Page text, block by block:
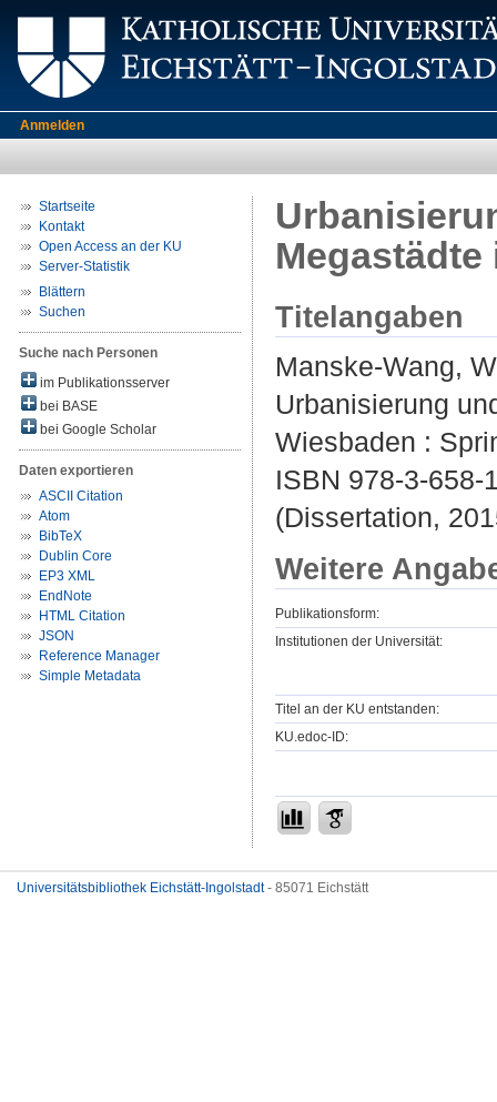
Anmelden
Startseite
Kontakt
Open Access an der KU
Server-Statistik
Blättern
Suchen
Suche nach Personen
im Publikationsserver
bei BASE
bei Google Scholar
Daten exportieren
ASCII Citation
Atom
BibTeX
Dublin Core
EP3 XML
EndNote
HTML Citation
JSON
Reference Manager
Simple Metadata
Megastädte
Titelangaben
Manske-Wang,
Urbanisierung
Wiesbaden :
ISBN 978-3-658-
(Dissertation,
Weitere
Publikationsform:
Institutionen der Universität:
Titel an der KU entstanden:
KU.edoc-ID:
Universitätsbibliothek Eichstätt-Ingolstadt- 85071 Eichstätt